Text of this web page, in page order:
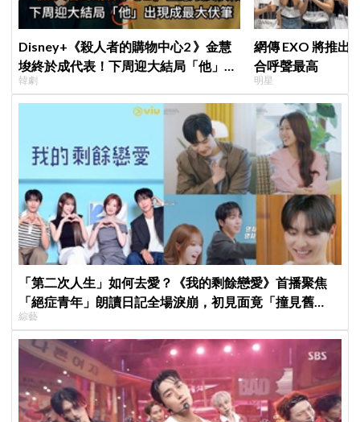
Disney+《殺人者的購物中心2 》金慧
埈終於成代表！下周迎大結局「他」出
現成最大伏筆
韓劇
網傳 EXO 將推出
合呼聲最高
明星
「第二次人生」如何去愛？《我的剩餘戀愛》首播聚焦
「絕症青年」朗讀日記全場淚崩，初見面竟「撞見舊
識」！
綜藝